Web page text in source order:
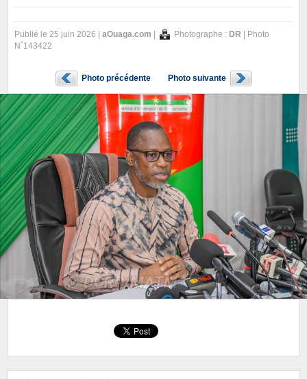
Publié le 25 juin 2026 | aOuaga.com Photographe : DR | Photo
N˚143422
Photo précédente Photo suivante